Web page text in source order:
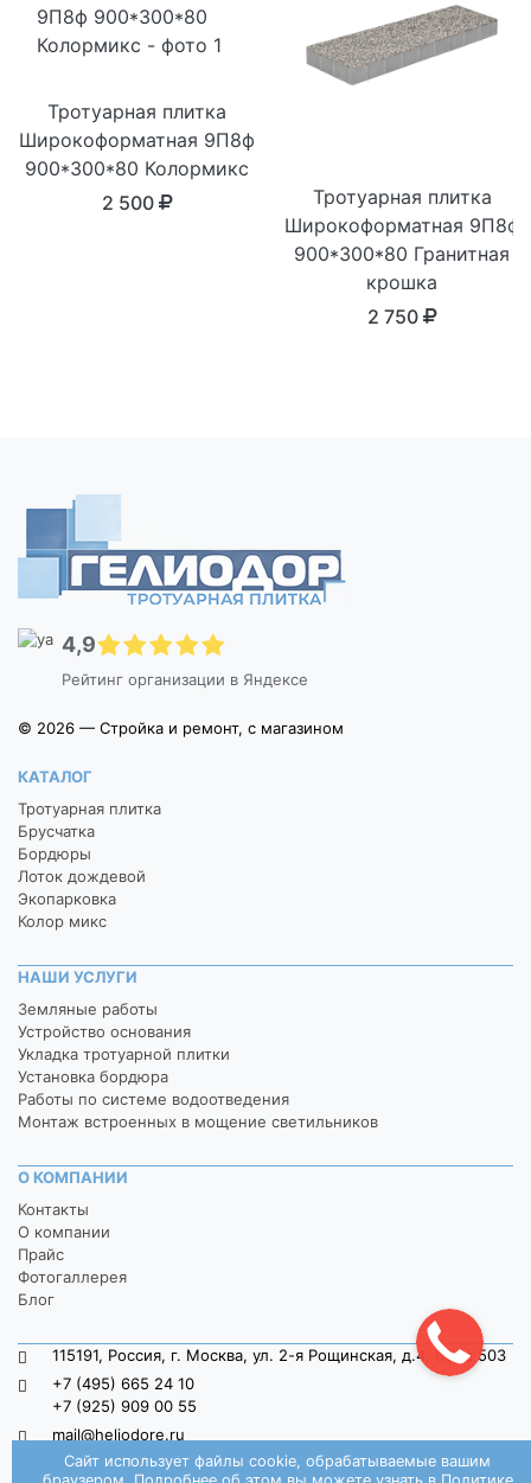
Тротуарная плитка
Широкоформатная 9П8ф
900*300*80 Колормикс
2 500
Тротуарная плитка
Широкоформатная 9П8ф
900*300*80 Гранитная
крошка
2 750
4,9
Рейтинг организации в Яндексе
© 2026 — Стройка и ремонт, с магазином
КАТАЛОГ
Тротуарная плитка
Брусчатка
Бордюры
Лоток дождевой
Экопарковка
Колор микс
НАШИ УСЛУГИ
Земляные работы
Устройство основания
Укладка тротуарной плитки
Установка бордюра
Работы по системе водоотведения
Монтаж встроенных в мощение светильников
О КОМПАНИИ
Контакты
О компании
Прайс
Фотогаллерея
Блог
115191, Россия, г. Москва, ул. 2-я Рощинская, д.4, офис 503
+7 (495) 665 24 10
+7 (925) 909 00 55
mail@heliodore.ru
пн-пт: 9:00 — 20:00, сб-вс: 9:00 — 18:00
Сайт использует файлы cookie, обрабатываемые вашим